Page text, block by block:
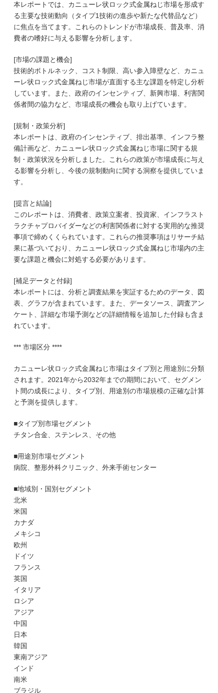
本レポートでは、カニューレ状ロック式金属ねじ市場を形成す
る主要な技術動向（タイプ1技術の進歩や新たな代替品など）
に焦点を当てます。これらのトレンドが市場成長、普及率、消
費者の嗜好に与える影響を分析します。
[市場の課題と機会]
技術的ボトルネック、コスト制限、高い参入障壁など、カニュ
ーレ状ロック式金属ねじ市場が直面する主な課題を特定し分析
しています。また、政府のインセンティブ、新興市場、利害関
係者間の協力など、市場成長の機会も取り上げています。
[規制・政策分析]
本レポートは、政府のインセンティブ、排出基準、インフラ整
備計画など、カニューレ状ロック式金属ねじ市場に関する規
制・政策状況を分析しました。これらの政策が市場成長に与え
る影響を分析し、今後の規制動向に関する洞察を提供していま
す。
[提言と結論]
このレポートは、消費者、政策立案者、投資家、インフラスト
ラクチャプロバイダーなどの利害関係者に対する実用的な推奨
事項で締めくくられています。これらの推奨事項はリサーチ結
果に基づいており、カニューレ状ロック式金属ねじ市場内の主
要な課題と機会に対処する必要があります。
[補足データと付録]
本レポートには、分析と調査結果を実証するためのデータ、図
表、グラフが含まれています。また、データソース、調査アン
ケート、詳細な市場予測などの詳細情報を追加した付録も含ま
れています。
*** 市場区分 ****
カニューレ状ロック式金属ねじ市場はタイプ別と用途別に分類
されます。2021年から2032年までの期間において、セグメン
ト間の成長により、タイプ別、用途別の市場規模の正確な計算
と予測を提供します。
■タイプ別市場セグメント
チタン合金、ステンレス、その他
■用途別市場セグメント
病院、整形外科クリニック、外来手術センター
■地域別・国別セグメント
北米
米国
カナダ
メキシコ
欧州
ドイツ
フランス
英国
イタリア
ロシア
アジア
中国
日本
韓国
東南アジア
インド
南米
ブラジル